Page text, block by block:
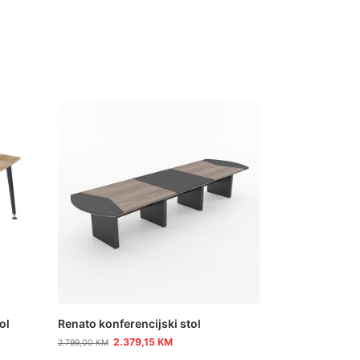
Renato konferencijski stol
2.799,00KM 2.379,15KM